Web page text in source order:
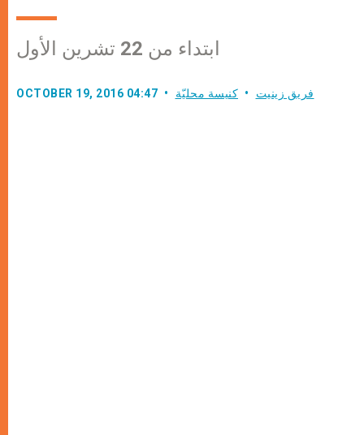
ابتداء من 22 تشرين الأول
OCTOBER 19, 2016 04:47 فريق زينيت كنيسة محليّة